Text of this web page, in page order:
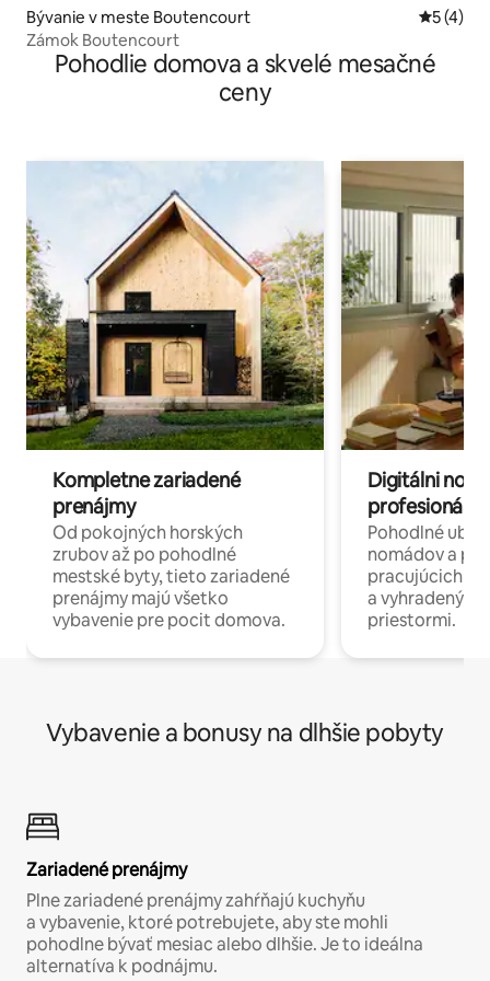
Bývanie v meste Boutencourt
5 (4)
Zámok Boutencourt
Pohodlie domova a skvelé mesačné
ceny
Kompletne zariadené
prenájmy
Od pokojných horských
zrubov až po pohodlné
mestské byty, tieto zariadené
prenájmy majú všetko
vybavenie pre pocit domova.
Digitálni
profesionáli
Pohodlné
nomádov a
pracujúcich
a
priestormi.
Vybavenie a bonusy na dlhšie pobyty
Zariadené prenájmy
Plne zariadené prenájmy zahŕňajú kuchyňu
a vybavenie, ktoré potrebujete, aby ste mohli
pohodlne bývať mesiac alebo dlhšie. Je to ideálna
alternatíva k podnájmu.